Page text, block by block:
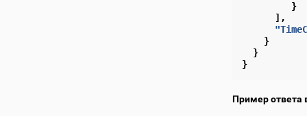
}
],
}
}
}
Пример ответа